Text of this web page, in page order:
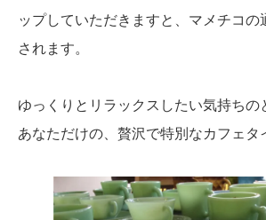
ップしていただきますと、マメチコの
されます。
ゆっくりとリラックスしたい気持ち
あなただけの、贅沢で特別なカフェタ